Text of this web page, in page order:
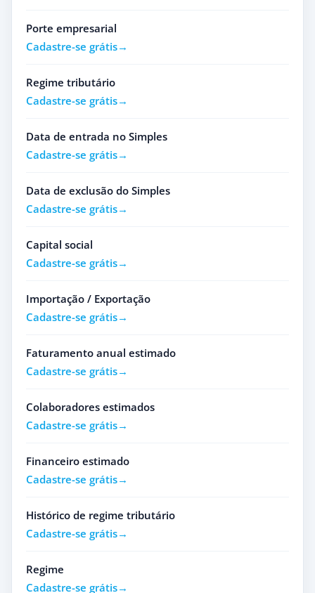
Porte empresarial
Cadastre-se grátis
Regime tributário
Cadastre-se grátis
Data de entrada no Simples
Cadastre-se grátis
Data de exclusão do Simples
Cadastre-se grátis
Capital social
Cadastre-se grátis
Importação / Exportação
Cadastre-se grátis
Faturamento anual estimado
Cadastre-se grátis
Colaboradores estimados
Cadastre-se grátis
Financeiro estimado
Cadastre-se grátis
Histórico de regime tributário
Cadastre-se grátis
Regime
Cadastre-se grátis